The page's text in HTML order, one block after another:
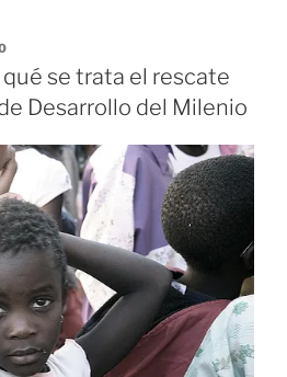
se trata el rescate
Desarrollo del Milenio